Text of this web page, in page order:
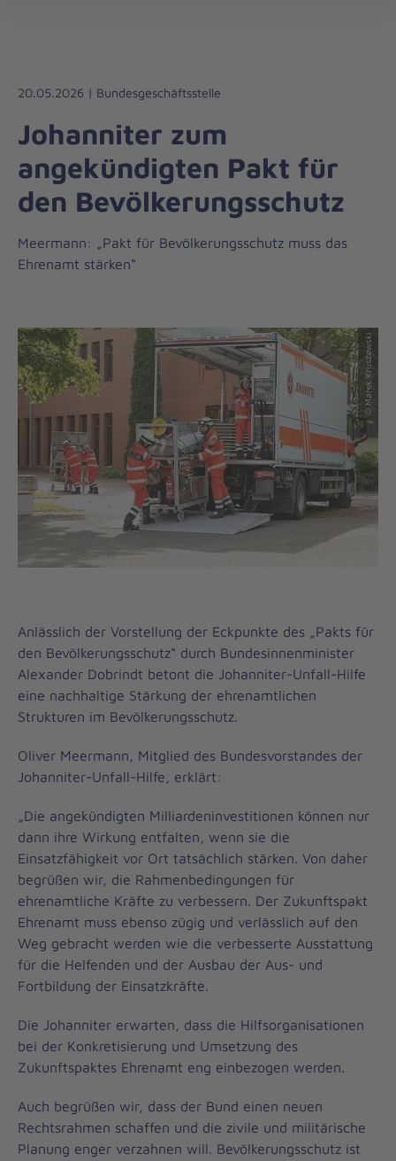
20.05.2026 | Bundesgeschäftsstelle
Johanniter zum
angekündigten Pakt für
den Bevölkerungsschutz
Meermann: „Pakt für Bevölkerungsschutz muss das
Ehrenamt stärken“
© Marek Kruszewski
Anlässlich der Vorstellung der Eckpunkte des „Pakts für
den Bevölkerungsschutz“ durch Bundesinnenminister
Alexander Dobrindt betont die Johanniter-Unfall-Hilfe
eine nachhaltige Stärkung der ehrenamtlichen
Strukturen im Bevölkerungsschutz.
Oliver Meermann, Mitglied des Bundesvorstandes der
Johanniter-Unfall-Hilfe, erklärt:
„Die angekündigten Milliardeninvestitionen können nur
dann ihre Wirkung entfalten, wenn sie die
Einsatzfähigkeit vor Ort tatsächlich stärken. Von daher
begrüßen wir, die Rahmenbedingungen für
ehrenamtliche Kräfte zu verbessern. Der Zukunftspakt
Ehrenamt muss ebenso zügig und verlässlich auf den
Weg gebracht werden wie die verbesserte Ausstattung
für die Helfenden und der Ausbau der Aus- und
Fortbildung der Einsatzkräfte.
Die Johanniter erwarten, dass die Hilfsorganisationen
bei der Konkretisierung und Umsetzung des
Zukunftspaktes Ehrenamt eng einbezogen werden.
Auch begrüßen wir, dass der Bund einen neuen
Rechtsrahmen schaffen und die zivile und militärische
Planung enger verzahnen will. Bevölkerungsschutz ist